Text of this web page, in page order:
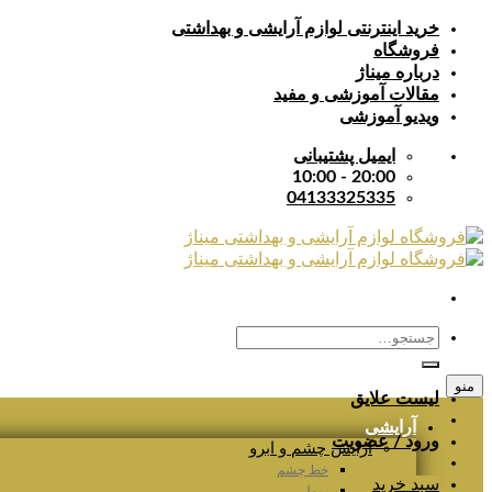
Skip
content
خرید اینترنتی لوازم آرایشی و بهداشتی
فروشگاه
درباره میناژ
مقالات آموزشی و مفید
ویدیو آموزشی
ایمیل پشتیبانی
20:00 - 10:00
04133325335
جستجو
برای:
لیست علایق
ورود / عضویت
سبد خرید
منو
آرایشی
آرایش چشم و ابرو
خط چشم